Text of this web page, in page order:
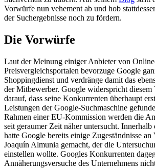
Vorwürfe nun vehement ab und hob
der Suchergebnisse noch zu fördern.
Die Vorwürfe
Laut der Meinung einiger Anbieter von
Preisvergleichsportalen bevorzuge Google
Shoppingdienst und verdränge damit das
der Mitbewerber. Google widerspricht
darauf, dass seine Konkurrenten überhaupt
Leistungen der Google-Suchmaschine
Rahmen einer EU-Kommission werden die
seit geraumer Zeit näher untersucht. Innerhalb
hatte Google bereits einige Zugeständnisse an
Joaquín Almunia gemacht, der die
einstellen wollte. Googles Konkurrenten
Annäherungsversuche des Unternehmens